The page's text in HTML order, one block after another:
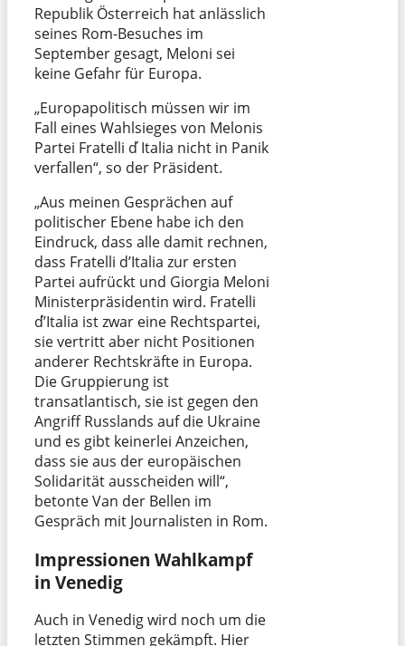
Republik Österreich hat anlässlich
seines Rom-Besuches im
September gesagt, Meloni sei
keine Gefahr für Europa.
„Europapolitisch müssen wir im
Fall eines Wahlsieges von Melonis
Partei Fratelli d ́Italia nicht in Panik
verfallen“, so der Präsident.
„Aus meinen Gesprächen auf
politischer Ebene habe ich den
Eindruck, dass alle damit rechnen,
dass Fratelli d’Italia zur ersten
Partei aufrückt und Giorgia Meloni
Ministerpräsidentin wird. Fratelli
d’́Italia ist zwar eine Rechtspartei,
sie vertritt aber nicht Positionen
anderer Rechtskräfte in Europa.
Die Gruppierung ist
transatlantisch, sie ist gegen den
Angriff Russlands auf die Ukraine
und es gibt keinerlei Anzeichen,
dass sie aus der europäischen
Solidarität ausscheiden will“,
betonte Van der Bellen im
Gespräch mit Journalisten in Rom.
Impressionen Wahlkampf
in Venedig
Auch in Venedig wird noch um die
letzten Stimmen gekämpft. Hier